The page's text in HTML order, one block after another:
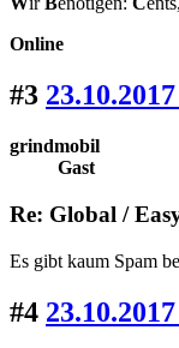
Online
#3
grindmobil
Gast
Re: Global /
Es gibt kaum Spam
#4